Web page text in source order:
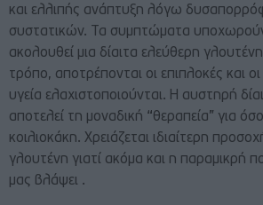
και ελλιπής ανάπτυξη λόγω
συστατικών. Τα συμπτώματα
ακολουθεί μια δίαιτα ελεύθερη
τρόπο, αποτρέπονται οι επιπλοκές και οι
υγεία ελαχιστοποιούνται. Η αυστηρή
αποτελεί τη μοναδική “θεραπεία” για
κοιλιοκάκη. Χρειάζεται ιδιαίτερη
γλουτένη γιατί ακόμα και η παραμικρή
μας βλάψει .